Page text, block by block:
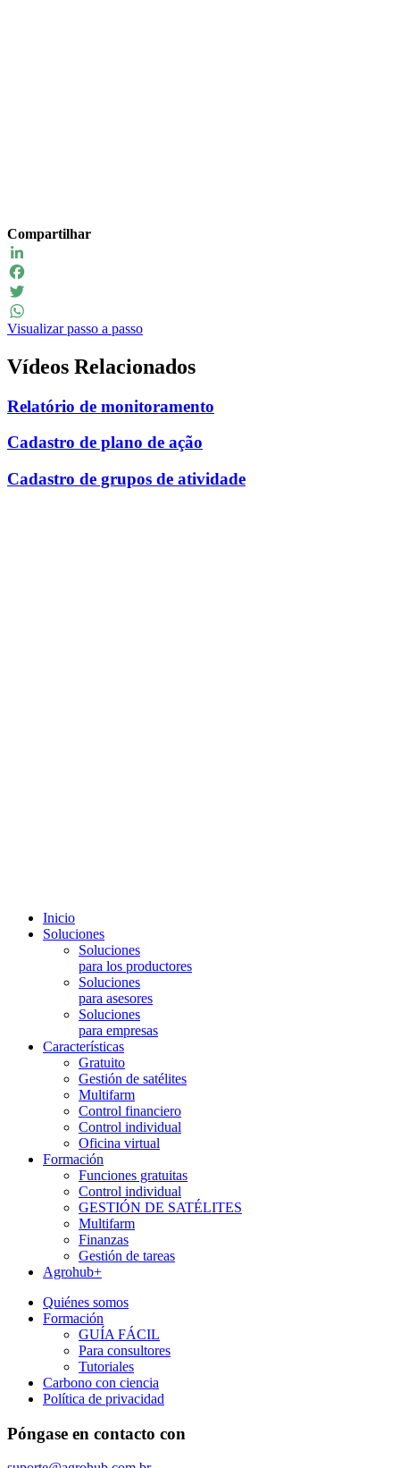
Compartilhar
LinkedIn
Facebook
Twitter
WhatsApp
Visualizar passo a passo
Vídeos Relacionados
Relatório de monitoramento
Cadastro de plano de ação
Cadastro de grupos de atividade
Inicio
Soluciones
Soluciones
para los productores
Soluciones
para asesores
Soluciones
para empresas
Características
Gratuito
Gestión de satélites
Multifarm
Control financiero
Control individual
Oficina virtual
Formación
Funciones gratuitas
Control individual
GESTIÓN DE SATÉLITES
Multifarm
Finanzas
Gestión de tareas
Agrohub+
Quiénes somos
Formación
GUÍA FÁCIL
Para consultores
Tutoriales
Carbono con ciencia
Política de privacidad
Póngase en contacto con